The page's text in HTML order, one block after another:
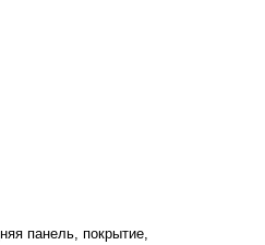
панель, покрытие,